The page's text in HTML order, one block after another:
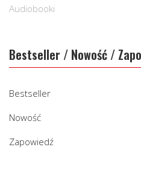
Audiobooki
Bestseller / Nowość /
Bestseller
Nowość
Zapowiedź